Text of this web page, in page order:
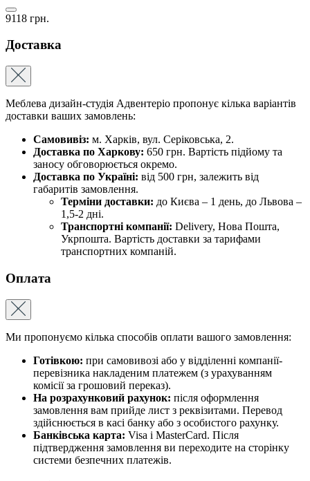
9118 грн.
Доставка
Меблева дизайн-студія Адвентеріо пропонує кілька варіантів
доставки ваших замовлень:
Самовивіз: м. Харків, вул. Серіковська, 2.
Доставка по Харкову: 650 грн. Вартість підйому та
заносу обговорюється окремо.
Доставка по Україні: від 500 грн, залежить від
габаритів замовлення.
Терміни доставки: до Києва – 1 день, до Львова –
1,5-2 дні.
Транспортні компанії: Delivery, Нова Пошта,
Укрпошта. Вартість доставки за тарифами
транспортних компаній.
Оплата
Ми пропонуємо кілька способів оплати вашого замовлення:
Готівкою: при самовивозі або у відділенні компанії-
перевізника накладеним платежем (з урахуванням
комісії за грошовий переказ).
На розрахунковий рахунок: після оформлення
замовлення вам прийде лист з реквізитами. Перевод
здійснюється в касі банку або з особистого рахунку.
Банківська карта: Visa і MasterCard. Після
підтвердження замовлення ви переходите на сторінку
системи безпечних платежів.